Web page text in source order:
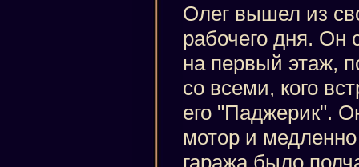
Олег вышел из
рабочего дня. Он
на первый этаж,
со всеми, кого
его "Паджерик".
мотор и
гаража было